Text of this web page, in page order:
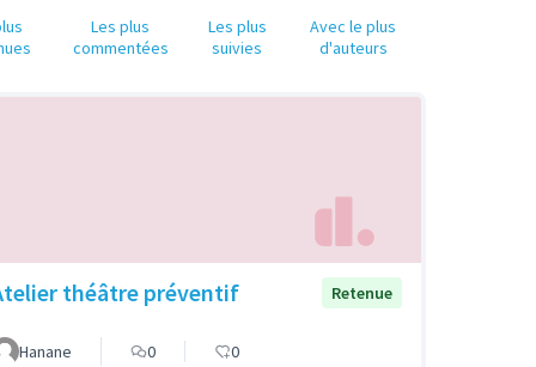
Les plus
commentées
Les plus
suivies
Avec le plus
d'auteurs
théâtre préventif Retenue
Hanane 0 0